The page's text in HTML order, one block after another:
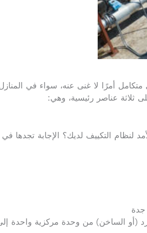
أمرًا لا غنى عنه، سواء في
ثلاثة عناصر رئيسية، وهي:
التكييف لديك؟ الإجابة تجدها في
جدة
(أو الساخن) من وحدة مركزية واحدة